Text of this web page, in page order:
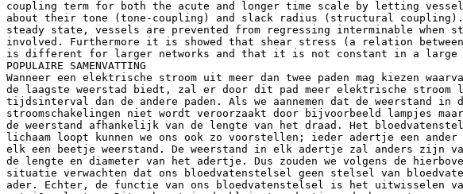
coupling term for both the acute and longer time scale by letting
about their tone (tone-coupling) and slack radius (structural
steady state, vessels are prevented from regressing interminable when
involved. Furthermore it is showed that shear stress (a relation
is different for larger networks and that it is not constant in a large
POPULAIRE SAMENVATTING
Wanneer een elektrische stroom uit meer dan twee paden mag kiezen
de laagste weerstad biedt, zal er door dit pad meer elektrische stroom
tijdsinterval dan de andere paden. Als we aannemen dat de weerstand in
stroomschakelingen niet wordt veroorzaakt door bijvoorbeeld lampjes
de weerstand afhankelijk van de lengte van het draad. Het
lichaam loopt kunnen we ons ook zo voorstellen; ieder adertje een ander
elk een beetje weerstand. De weerstand in elk adertje zal anders zijn
de lengte en diameter van het adertje. Dus zouden we volgens de
situatie verwachten dat ons bloedvatenstelsel geen stelsel van
ader. Echter, de functie van ons bloedvatenstelsel is het uitwisselen